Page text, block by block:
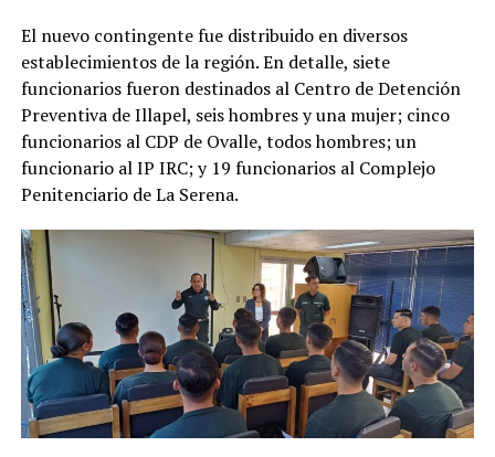
El nuevo contingente fue distribuido en diversos
establecimientos de la región. En detalle, siete
funcionarios fueron destinados al Centro de Detención
Preventiva de Illapel, seis hombres y una mujer; cinco
funcionarios al CDP de Ovalle, todos hombres; un
funcionario al IP IRC; y 19 funcionarios al Complejo
Penitenciario de La Serena.